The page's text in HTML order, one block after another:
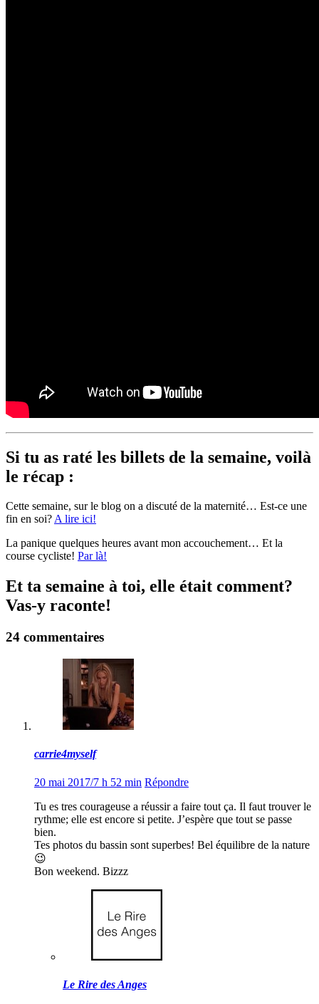
Si tu as raté les billets de la semaine, voilà
le récap :
Cette semaine, sur le blog on a discuté de la maternité… Est-ce une
fin en soi?A lire ici!
La panique quelques heures avant mon accouchement… Et la
course cycliste! Par là!
Et ta semaine à toi, elle était comment?
Vas-y raconte!
24 commentaires
carrie4myself
20 mai 2017/7 h 52 min Répondre
Tu es tres courageuse a réussir a faire tout ça. Il faut trouver le
rythme; elle est encore si petite. J’espère que tout se passe
bien.
Tes photos du bassin sont superbes! Bel équilibre de la nature
😉
Bon weekend. Bizzz
Le Rire des Anges